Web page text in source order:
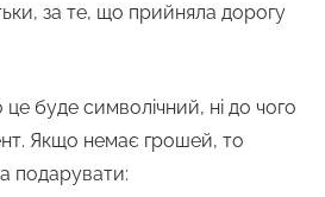
за те, що прийняла дорогу
буде символічний, ні до чого
Якщо немає грошей, то
подарувати: